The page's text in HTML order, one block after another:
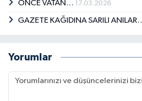
ÖNCE VATAN… 17.03.2026
GAZETE KAĞIDINA SARILI
Yorumlar